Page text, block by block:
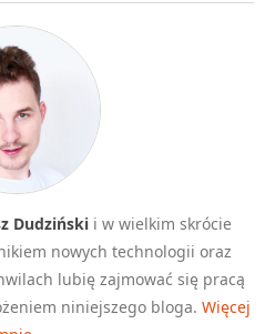
wyszukiwania
Inne
C++
Java
Pascal
5
Dudzińskii w wielkim skrócie
nowych technologii oraz
lubię zajmować się pracą
niniejszego bloga. Więcej